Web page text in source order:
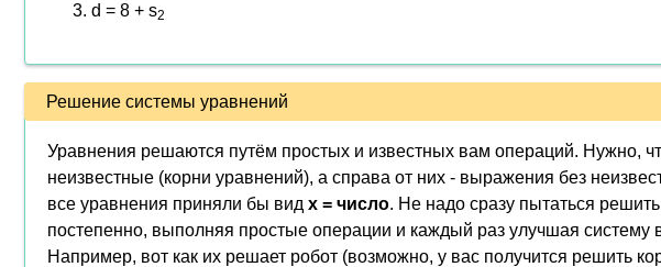
d = 8 + s2
Решение системы уравнений
Уравнения решаются путём простых и известных вам операций. Нужно,
неизвестные (корни уравнений), а справа от них - выражения без
все уравнения приняли бы вид x = число. Не надо сразу пытаться
постепенно, выполняя простые операции и каждый раз улучшая систему
Например, вот как их решает робот (возможно, у вас получится решить